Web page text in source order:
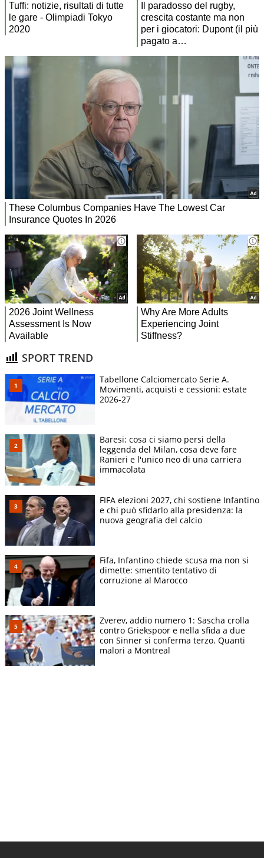
SPORT TREND
Tabellone Calciomercato Serie A.
Movimenti, acquisti e cessioni: estate
2026-27
Baresi: cosa ci siamo persi della
leggenda del Milan, cosa deve fare
Ranieri e l'unico neo di una carriera
immacolata
FIFA elezioni 2027, chi sostiene Infantino
e chi può sfidarlo alla presidenza: la
nuova geografia del calcio
Fifa, Infantino chiede scusa ma non si
dimette: smentito tentativo di
corruzione al Marocco
Zverev, addio numero 1: Sascha crolla
contro Griekspoor e nella sfida a due
con Sinner si conferma terzo. Quanti
malori a Montreal